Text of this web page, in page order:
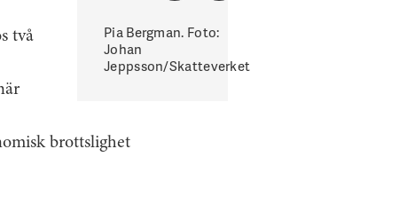
Pia Bergman. Foto:
Johan
Jeppsson/Skatteverket
två
brottslighet